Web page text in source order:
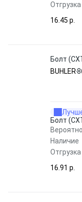
Отгрузка
16.45 p.
Болт
BUHLER
Болт
Наличие
Отгрузка
16.91 p.